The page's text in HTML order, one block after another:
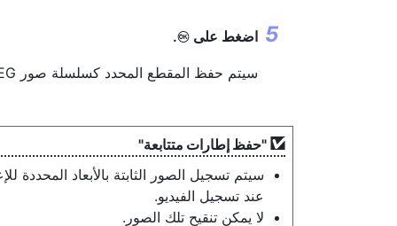
اضغط على J
.
سيتم حفظ المقطع المحدد كسلسلة صور JPEG ثابتة. يختلف الرقم باختلاف معدل إطار الفيلم.
"حفظ إطارات متتابعة"
سيتم تسجيل الصور الثابتة بالأبعاد المحددة
عند تسجيل الفيديو.
لا يمكن تنقيح تلك الصور.